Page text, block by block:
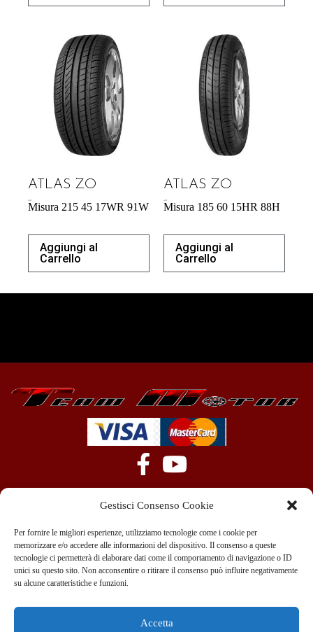
Gestisci Consenso Cookie
Per fornire le migliori esperienze, utilizziamo tecnologie come i cookie per
memorizzare e/o accedere alle informazioni del dispositivo. Il consenso a queste
tecnologie ci permetterà di elaborare dati come il comportamento di navigazione o ID
unici su questo sito. Non acconsentire o ritirare il consenso può influire negativamente
su alcune caratteristiche e funzioni.
Accetta
ATLAS ZO
Misura 215 45 17WR 91W
Aggiungi al
Carrello
ATLAS ZO
Misura 185 60 15HR 88H
Aggiungi al
Carrello
+39 351 970 89 33
info@teammotor.it